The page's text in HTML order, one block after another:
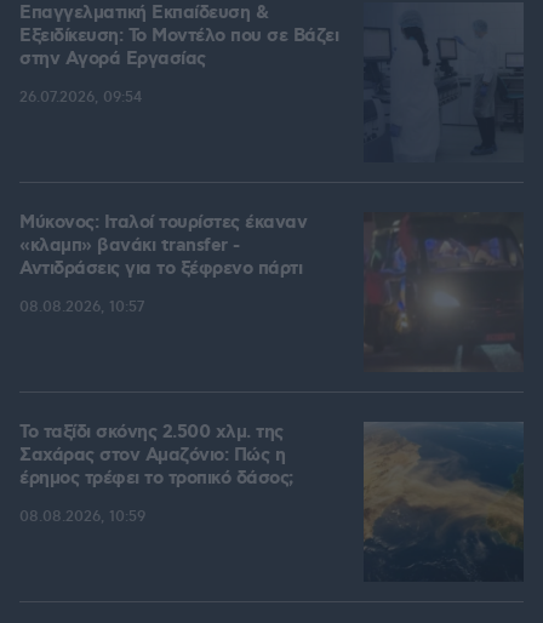
Επαγγελματική Εκπαίδευση &
Εξειδίκευση: Το Mοντέλο που σε Bάζει
στην Aγορά Eργασίας
26.07.2026, 09:54
Μύκονος: Ιταλοί τουρίστες έκαναν
«κλαμπ» βανάκι transfer -
Αντιδράσεις για το ξέφρενο πάρτι
08.08.2026, 10:57
Το ταξίδι σκόνης 2.500 χλμ. της
Σαχάρας στον Αμαζόνιο: Πώς η
έρημος τρέφει το τροπικό δάσος;
08.08.2026, 10:59